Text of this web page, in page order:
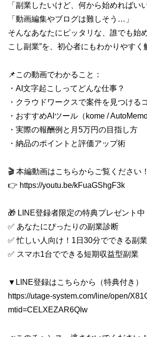
「副業したいけど、何から始めればい
「動画編集やブログは難しそう…」
そんなあなたにピッタリな、誰でも始
こし副業”を、初心者にもわかりやすく
📌この動画でわかること：
・AI文字起こしってどんな仕事？
・クラウドワークスで案件を見つける
・おすすめAIツール（kome /
・実際の報酬例と月5万円の目指し方
・納品のポイントと評価アップ術
🎬 本編動画はこちらからご覧ください！
👉 https://youtu.be/kFuaGShgF3k
🎁 LINE登録者限定の特典プレゼント中
✅ あなたにぴったりの副業診断
✅ 忙しい人向け！1日30分でできる副
✅ スマホ1台でできる短期収益型副業
▼LINE登録はこちらから（特典付き）
https://utage-system.com/line/open/
mtid=CELXEZAR6QIw